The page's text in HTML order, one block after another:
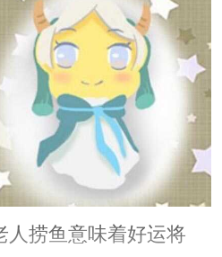
人捞鱼意味着好运将